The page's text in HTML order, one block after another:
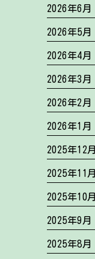
2026年6月
2026年5月
2026年4月
2026年3月
2026年2月
2026年1月
2025年12月
2025年11月
2025年10月
2025年9月
2025年8月